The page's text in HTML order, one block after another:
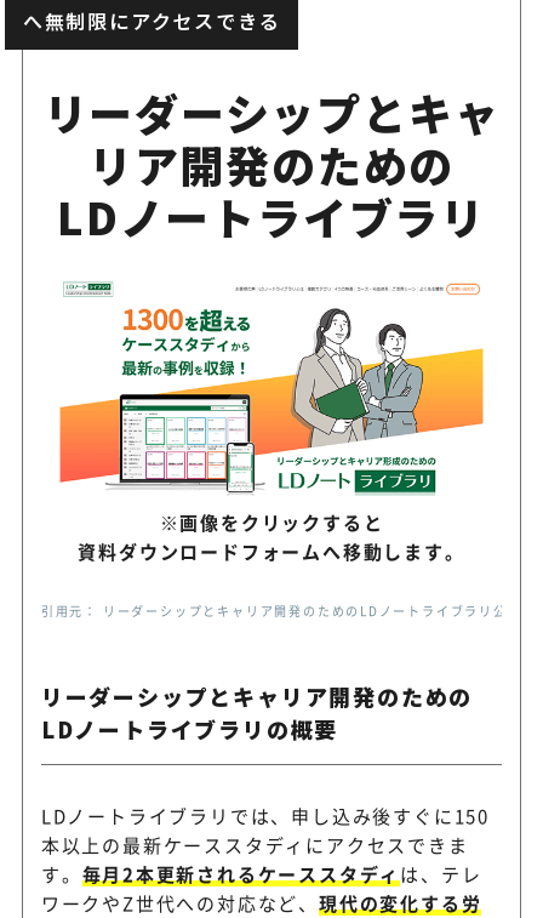
へ無制限にアクセスできる
リーダーシップとキャ
リア開発のための
LDノートライブラリ
※画像をクリックすると
資料ダウンロードフォームへ移動します。
引用元： リーダーシップとキャリア開発のためのLDノートライブラリ
リーダーシップとキャリア開発のための
LDノートライブラリの概要
LDノートライブラリでは、申し込み後すぐに150
本以上の最新ケーススタディにアクセスできま
す。 毎月2本更新されるケーススタディ は、テレ
ワークやZ世代への対応など、 現代の変化する労